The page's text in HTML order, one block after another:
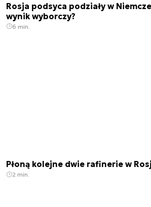
Rosja podsyca podziały w
wynik wyborczy?
6 min.
Płoną kolejne dwie rafinerie w
2 min.